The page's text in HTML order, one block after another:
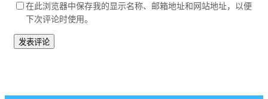
在此浏览器中保存我的显示名称、邮箱地址和网站地址，以便
下次评论时使用。